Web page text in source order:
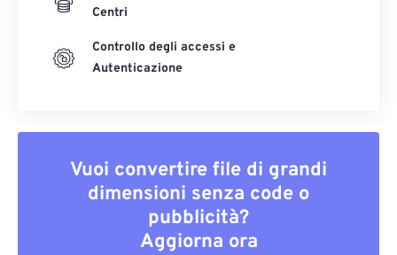
Centri
Controllo degli accessi e
Autenticazione
Vuoi convertire file di grandi
dimensioni senza code o
pubblicità?
Aggiorna ora